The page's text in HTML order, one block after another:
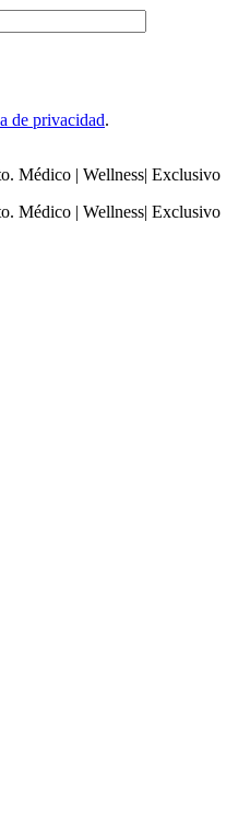
de privacidad.
Médico | Wellness| Exclusivo
Médico | Wellness| Exclusivo